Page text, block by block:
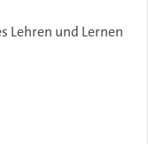
Lehren und Lernen